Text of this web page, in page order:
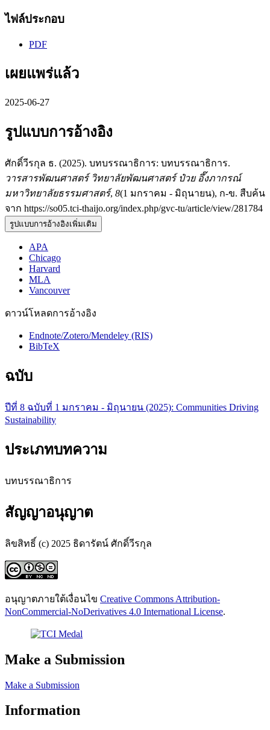
ไฟล์ประกอบ
PDF
เผยแพร่แล้ว
2025-06-27
รูปแบบการอ้างอิง
ศักดิ์วีรกุล ธ. (2025). บทบรรณาธิการ: บทบรรณาธิการ.
วารสารพัฒนศาสตร์ วิทยาลัยพัฒนศาสตร์ ป๋วย อึ๊งภากรณ์
มหาวิทยาลัยธรรมศาสตร์, 8(1 มกราคม - มิถุนายน), ก-ข. สืบค้น
จาก https://so05.tci-thaijo.org/index.php/gvc-tu/article/view/281784
รูปแบบการอ้างอิงเพิ่มเติม
APA
Chicago
Harvard
MLA
Vancouver
ดาวน์โหลดการอ้างอิง
Endnote/Zotero/Mendeley (RIS)
BibTeX
ฉบับ
ปีที่ 8 ฉบับที่ 1 มกราคม - มิถุนายน (2025): Communities Driving
Sustainability
ประเภทบทความ
บทบรรณาธิการ
สัญญาอนุญาต
ลิขสิทธิ์ (c) 2025 ธิดารัตน์ ศักดิ์วีรกุล
อนุญาตภายใต้เงื่อนไข Creative Commons Attribution-
NonCommercial-NoDerivatives 4.0 International License.
Make a Submission
Make a Submission
Information